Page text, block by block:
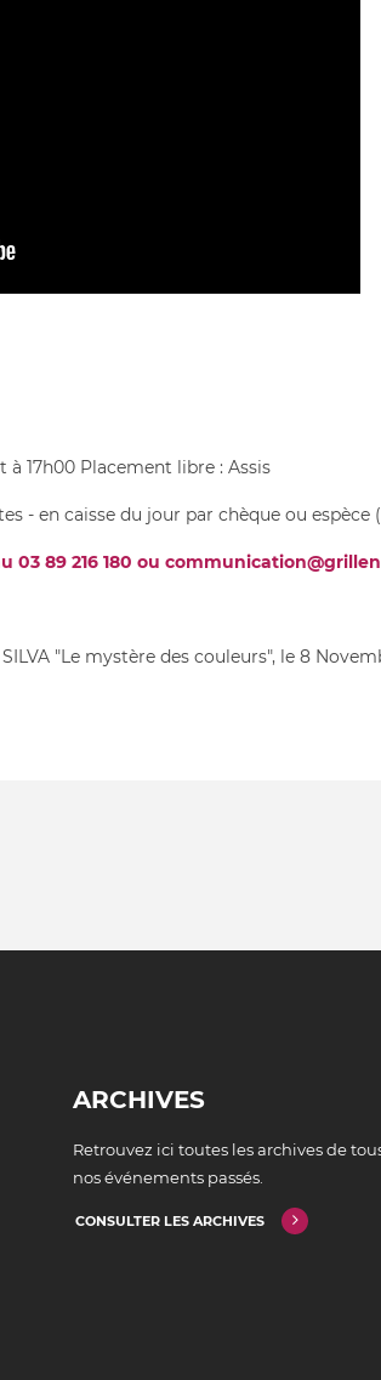
17h00 Placement libre : Assis
- en caisse du jour par chèque ou espèce
03 89 216 180 ou
"Le mystère des couleurs", le 8
ARCHIVES
Retrouvez ici toutes les archives de
nos événements passés.
CONSULTER LES ARCHIVES